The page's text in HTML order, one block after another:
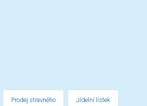
Prodej stravného Jídelní lístek